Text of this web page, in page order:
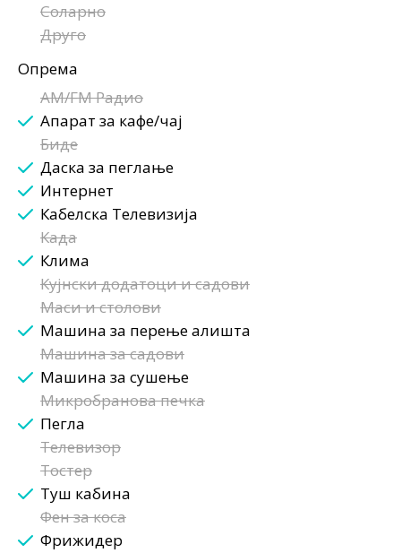
Соларно
Друго
Опрема
AM/FM Радио
Апарат за кафе/чај
Биде
Даска за пеглање
Интернет
Кабелска Телевизија
Када
Клима
Кујнски додатоци и садови
Маси и столови
Машина за перење алишта
Машина за садови
Машина за сушење
Микробранова печка
Пегла
Телевизор
Тостер
Туш кабина
Фен за коса
Фрижидер